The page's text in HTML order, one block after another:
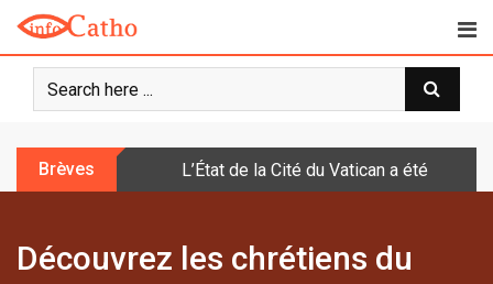
o
Brèves L’État de la Cité du Vatican a été doté
Découvrez les chrétiens du